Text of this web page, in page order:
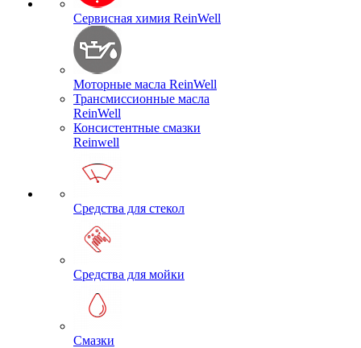
Сервисная химия ReinWell
Моторные масла ReinWell
Трансмиссионные масла
ReinWell
Консистентные смазки
Reinwell
Средства для стекол
Средства для мойки
Смазки